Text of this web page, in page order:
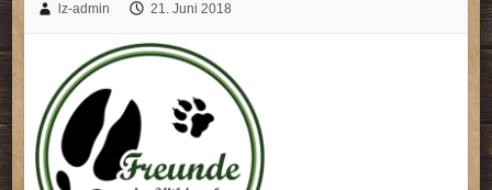
lz-admin 21. Juni 2018